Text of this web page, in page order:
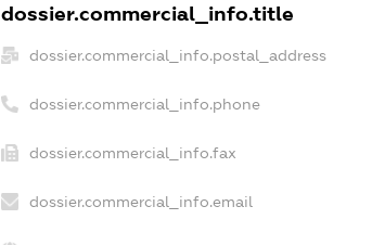
dossier.commercial_info.title
dossier.commercial_info.postal_address
dossier.commercial_info.phone
dossier.commercial_info.fax
dossier.commercial_info.email